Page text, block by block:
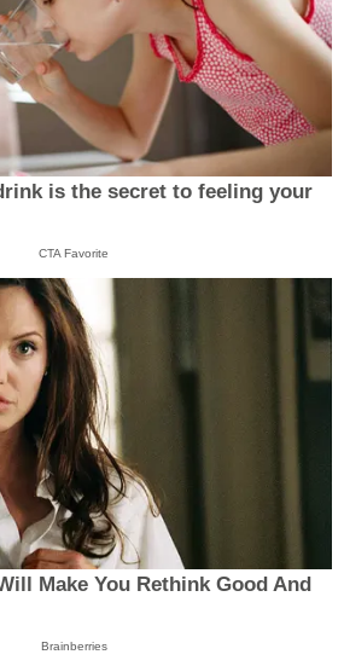
is the secret to feeling your
CTA Favorite
Make You Rethink Good And
Brainberries